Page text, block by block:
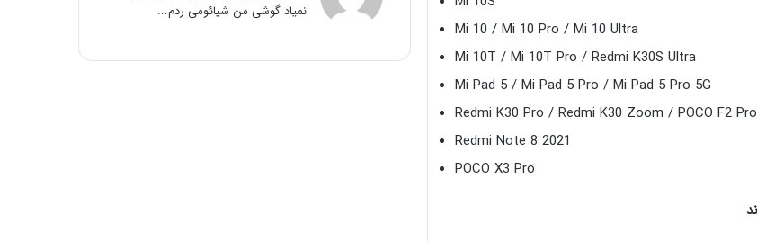
Mi 10 / Mi 10 Pro / Mi 10 Ultra
Mi 10T / Mi 10T Pro / Redmi K30S Ultra
Mi Pad 5 / Mi Pad 5 Pro / Mi Pad 5 Pro 5G
Redmi K30 Pro / Redmi K30 Zoom / POCO F2 Pro
Redmi Note 8 2021
POCO X3 Pro
نمیاد گوشی من شیائومی ردم...